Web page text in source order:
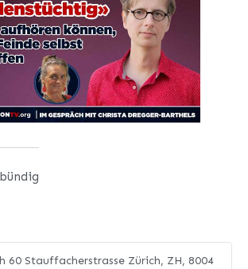
60 Stauffacherstrasse Zürich, ZH, 8004